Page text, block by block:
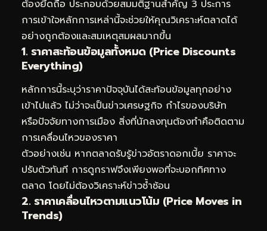
ต้องยึดถือ ประกอบด้วยสมมติฐานสำคัญ 3 ประการ
การเข้าใจหลักการเหล่านี้จะช่วยให้คุณวิเคราะห์ตลาดได้
อย่างถูกต้องและสมเหตุสมผลมากขึ้น
1. ราคาสะท้อนข้อมูลทั้งหมด (Price Discounts
Everything)
หลักการนี้ระบุว่าราคาปัจจุบันได้สะท้อนข้อมูลทุกอย่าง
เข้าไปแล้ว ไม่ว่าจะเป็นข่าวเศรษฐกิจ กำไรของบริษัท
หรือปัจจัยทางการเมือง สิ่งที่นักลงทุนต้องทำคือติดตาม
การเคลื่อนไหวของราคา
ตัวอย่างเช่น หากตลาดรับรู้ข่าวอัตราดอกเบี้ย ราคาจะ
ปรับตัวทันที การดูกราฟจึงเพียงพอที่จะบอกทิศทาง
ตลาด โดยไม่ต้องวิเคราะห์ข่าวซ้ำซ้อน
2. ราคาเคลื่อนไหวตามแนวโน้ม (Price Moves in
Trends)